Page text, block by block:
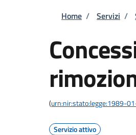
Briciole
Home / Servizi /
(urn:nir:stato:legge:1989-
Servizio attivo